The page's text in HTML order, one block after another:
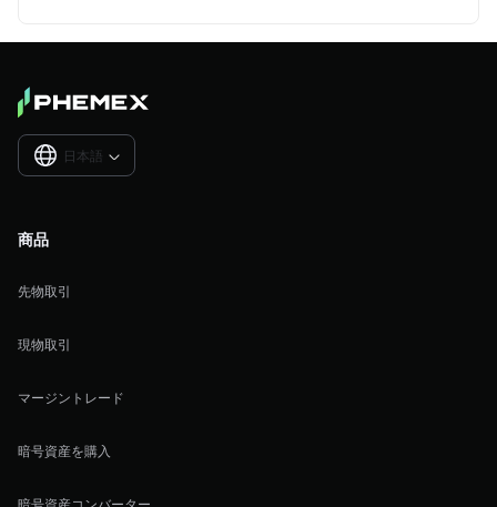
日本語 
商品
先物取引
現物取引
マージントレード
暗号資産を購入